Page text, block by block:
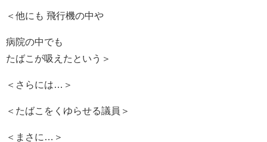
＜他にも 飛行機の中や
病院の中でも
たばこが吸えたという＞
＜さらには…＞
＜たばこをくゆらせる議員＞
＜まさに…＞